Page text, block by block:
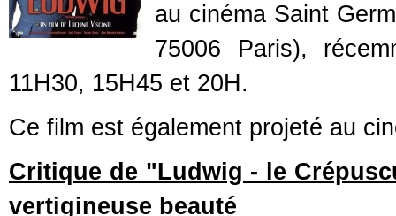
au cinéma Saint
75006 Paris),
11H30, 15H45 et 20H.
Ce film est également projeté au
Critique de "Ludwig - le
vertigineuse beauté